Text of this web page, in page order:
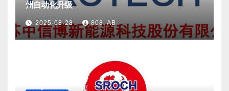
州自动化升级
2025-08-28 808, AB